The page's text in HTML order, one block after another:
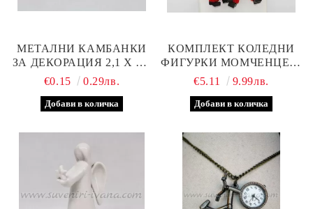
МЕТАЛНИ КАМБАНКИ
ЗА ДЕКОРАЦИЯ 2,1 Х 1,6
СМ
€0.15 0.29лв.
КОМПЛЕКТ КОЛЕДНИ
ФИГУРКИ МОМЧЕНЦЕ И
МОМИЧЕНЦЕ, МОДЕЛ
€5.11 9.99лв.